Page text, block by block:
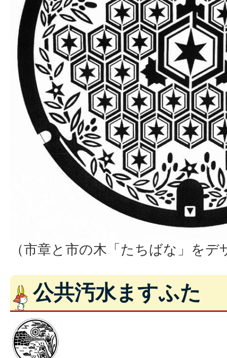
（市章と市の木「たちばな」をデ
公共汚水ますふた